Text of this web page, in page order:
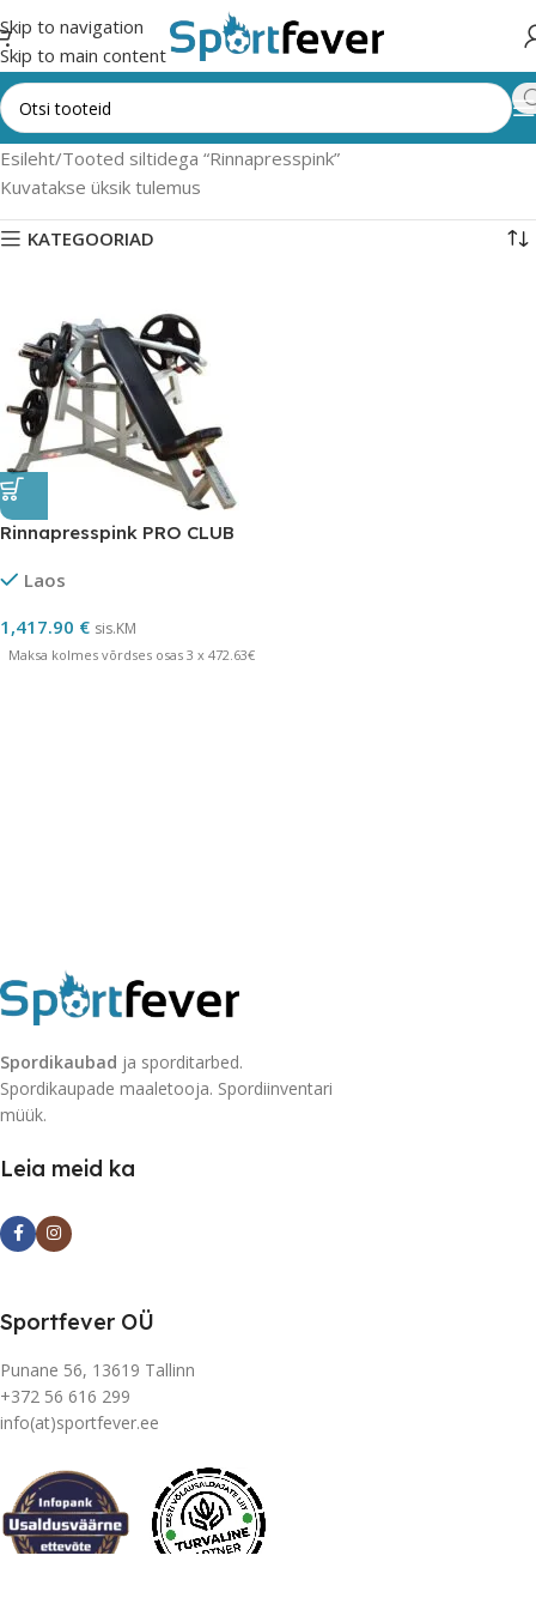
Skip to navigation
Skip to main content
Esileht Tooted siltidega “Rinnapresspink”
Kuvatakse üksik tulemus
KATEGOORIAD
Rinnapresspink PRO CLUB
Laos
1,417.90 € sis.KM
Maksa kolmes võrdses osas 3 x 472.63€
Spordikaubad ja sporditarbed.
Spordikaupade maaletooja. Spordiinventari
müük.
Leia meid ka
Sportfever OÜ
Punane 56, 13619 Tallinn
+372 56 616 299
info(at)sportfever.ee